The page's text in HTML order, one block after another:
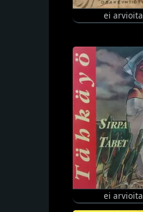
ei arvioita
ei arvioita